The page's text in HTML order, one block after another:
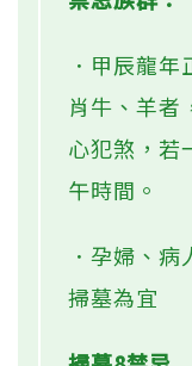
．甲辰龍
肖牛、羊者
心犯煞，若
午時間。
．孕婦、
掃墓為宜